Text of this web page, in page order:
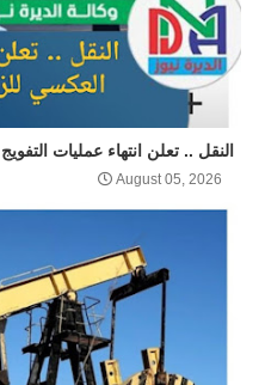
النقل .. تعلن انتهاء عمليات
August 05, 2026